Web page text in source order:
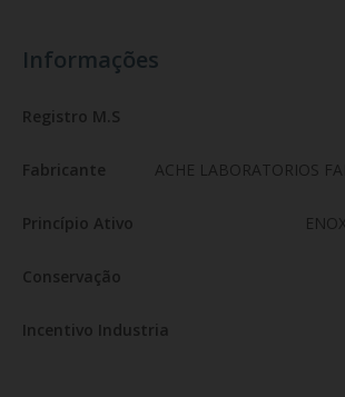
Informações
Registro M.S
Fabricante ACHE LABORATORIOS
Princípio Ativo
Conservação
Incentivo Industria